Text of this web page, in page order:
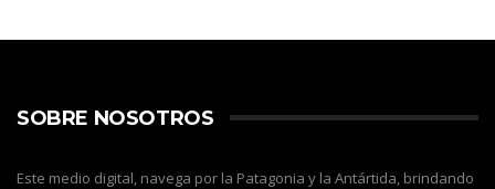
SOBRE NOSOTROS
Este medio digital, navega por la Patagonia y la Antártida, brindando